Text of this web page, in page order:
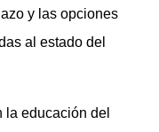
y las opciones
al estado del
la educación del